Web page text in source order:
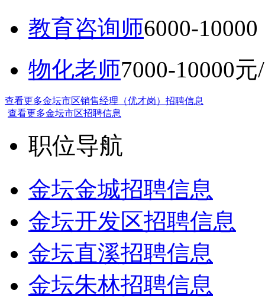
教育咨询师6000-
物化老师7000-10000元
查看更多金坛市区销售经理（优才岗）招聘信息
查看更多金坛市区招聘信息
职位导航
金坛金城招聘信息
金坛开发区招聘信息
金坛直溪招聘信息
金坛朱林招聘信息